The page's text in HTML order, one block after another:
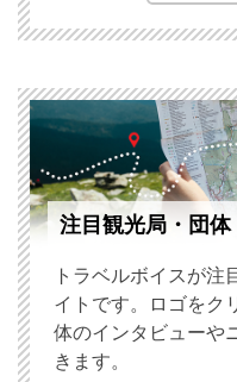
注目観光局・団体
トラベルボイスが注
イトです。ロゴをク
体のインタビューや
きます。